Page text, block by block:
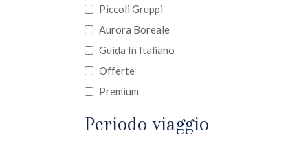
Piccoli Gruppi
Aurora Boreale
Guida In Italiano
Offerte
Premium
Periodo viaggio